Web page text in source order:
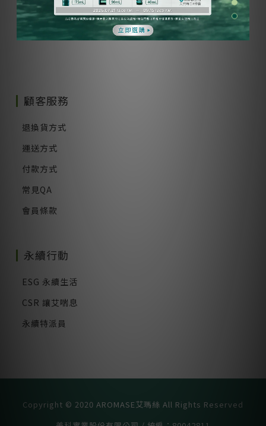
隱私權政策
加入我們
顧客服務
退換貨方式
運送方式
付款方式
常見QA
會員條款
永續行動
ESG 永續生活
CSR 讓艾喘息
永續特派員
Copyright © 2020 AROMASE艾瑪絲 All Rights Reserved